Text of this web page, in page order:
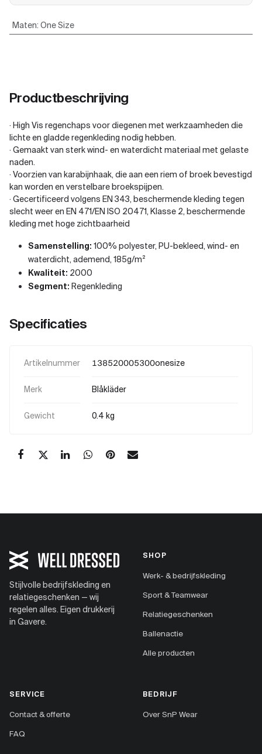
Maten: One Size
Productbeschrijving
· High Vis regenchaps voor diegenen met werkzaamheden die
lichte en gladde regenkleding nodig hebben.
· Gemaakt van sterk wind- en waterdicht materiaal met gelaste
naden.
· Voorzien van karabijnhaak, die aan een riem of broek bevestigd
kan worden en verstelbare broekspijpen.
· Gecertificeerd volgens EN 343, beschermende kleding tegen
slecht weer en EN 471/EN ISO 20471, Klasse 2, beschermende
kleding met hoge zichtbaarheid
Samenstelling: 100% polyester, PU-bekleed, wind- en
waterdicht, ademend, 185g/m²
Kwaliteit: 2000
Segment: Regenkleding
Specificaties
Artikelnummer 138520005300onesize
Merk Blåkläder
Gewicht 0.4 kg
Stijlvolle bedrijfskleding en
relatiegeschenken — wij
regelen alles. Eigen drukkerij
in Gavere.
SHOP
Werk- & bedrijfskleding
Sport & Teamwear
Relatiegeschenken
Ballenactie
Alle producten
SERVICE
Contact & offerte
FAQ
BEDRIJF
Over SnP Wear